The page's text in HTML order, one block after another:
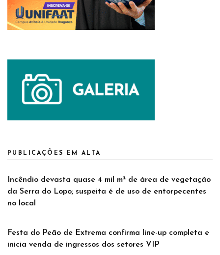
PUBLICAÇÕES EM ALTA
Incêndio devasta quase 4 mil m² de área de vegetação
da Serra do Lopo; suspeita é de uso de entorpecentes
no local
Festa do Peão de Extrema confirma line-up completa e
inicia venda de ingressos dos setores VIP